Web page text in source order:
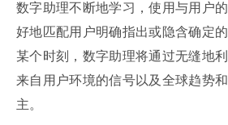
数字助理不断地学习，使用与用户
好地匹配用户明确指出或隐含确定
某个时刻，数字助理将通过无缝地
来自用户环境的信号以及全球趋势
主。